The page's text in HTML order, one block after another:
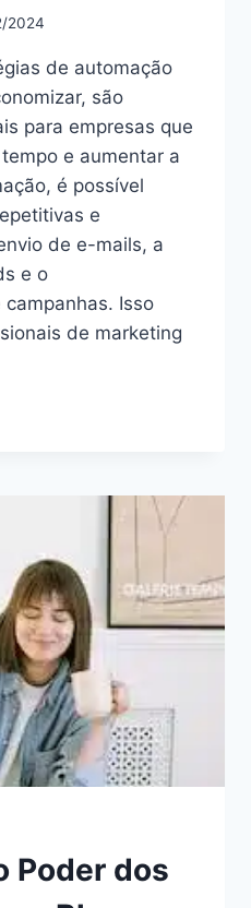
2024
de automação
são
para empresas que
e aumentar a
é possível
e
de e-mails, a
e o
Isso
de marketing
Poder dos